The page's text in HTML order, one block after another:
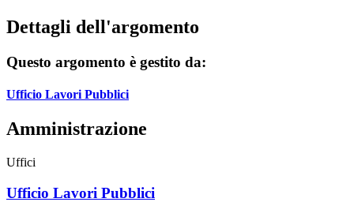
Dettagli dell'argomento
Questo argomento è gestito da:
Ufficio Lavori Pubblici
Amministrazione
Uffici
Ufficio Lavori Pubblici